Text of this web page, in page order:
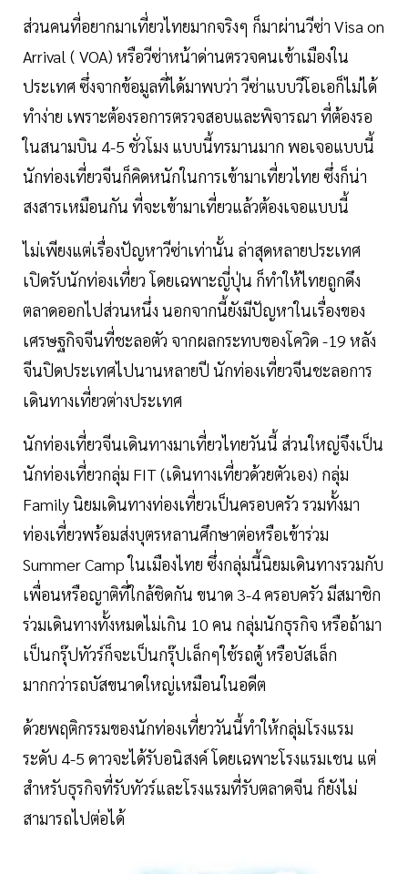
ส่วนคนที่อยากมาเที่ยวไทยมากจริงๆ ก็มาผ่านวีซ่า Visa on
Arrival ( VOA) หรือวีซ่าหน้าด่านตรวจคนเข้าเมืองใน
ประเทศ ซึ่งจากข้อมูลที่ได้มาพบว่า วีซ่าแบบวีโอเอก็ไม่ได้
ทำง่าย เพราะต้องรอการตรวจสอบและพิจารณา ที่ต้องรอ
ในสนามบิน 4-5 ชั่วโมง แบบนี้ทรมานมาก พอเจอแบบนี้
นักท่องเที่ยวจีนก็คิดหนักในการเข้ามาเที่ยวไทย ซึ่งก็น่า
สงสารเหมือนกัน ที่จะเข้ามาเที่ยวแล้วต้องเจอแบบนี้
ไม่เพียงแต่เรื่องปัญหาวีซ่าเท่านั้น ล่าสุดหลายประเทศ
เปิดรับนักท่องเที่ยว โดยเฉพาะญี่ปุ่น ก็ทำให้ไทยถูกดึง
ตลาดออกไปส่วนหนึ่ง นอกจากนี้ยังมีปัญหาในเรื่องของ
เศรษฐกิจจีนที่ชะลอตัว จากผลกระทบของโควิด -19 หลัง
จีนปิดประเทศไปนานหลายปี นักท่องเที่ยวจีนชะลอการ
เดินทางเที่ยวต่างประเทศ
นักท่องเที่ยวจีนเดินทางมาเที่ยวไทยวันนี้ ส่วนใหญ่จึงเป็น
นักท่องเที่ยวกลุ่ม FIT (เดินทางเที่ยวด้วยตัวเอง) กลุ่ม
Family นิยมเดินทางท่องเที่ยวเป็นครอบครัว รวมทั้งมา
ท่องเที่ยวพร้อมส่งบุตรหลานศึกษาต่อหรือเข้าร่วม
Summer Camp ในเมืองไทย ซึ่งกลุ่มนี้นิยมเดินทางรวมกับ
เพื่อนหรือญาติที่ใกล้ชิดกัน ขนาด 3-4 ครอบครัว มีสมาชิก
ร่วมเดินทางทั้งหมดไม่เกิน 10 คน กลุ่มนักธุรกิจ หรือถ้ามา
เป็นกรุ๊ปทัวร์ก็จะเป็นกรุ๊ปเล็กๆใช้รถตู้ หรือบัสเล็ก
มากกว่ารถบัสขนาดใหญ่เหมือนในอดีต
ด้วยพฤติกรรมของนักท่องเที่ยววันนี้ทำให้กลุ่มโรงแรม
ระดับ 4-5 ดาวจะได้รับอนิสงค์ โดยเฉพาะโรงแรมเชน แต่
สำหรับธุรกิจที่รับทัวร์และโรงแรมที่รับตลาดจีน ก็ยังไม่
สามารถไปต่อได้